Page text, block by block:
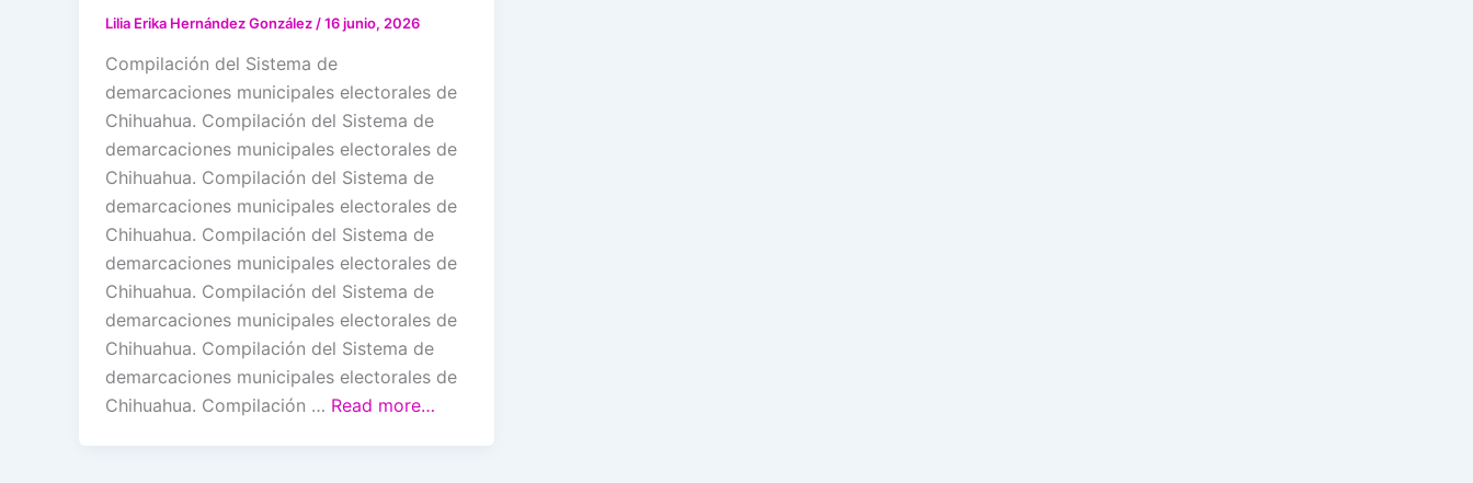
Lilia Erika Hernández González /16 junio, 2026
Compilación del Sistema de
demarcaciones municipales electorales de
Chihuahua. Compilación del Sistema de
demarcaciones municipales electorales de
Chihuahua. Compilación del Sistema de
demarcaciones municipales electorales de
Chihuahua. Compilación del Sistema de
demarcaciones municipales electorales de
Chihuahua. Compilación del Sistema de
demarcaciones municipales electorales de
Chihuahua. Compilación del Sistema de
demarcaciones municipales electorales de
Chihuahua. Compilación … Read more…